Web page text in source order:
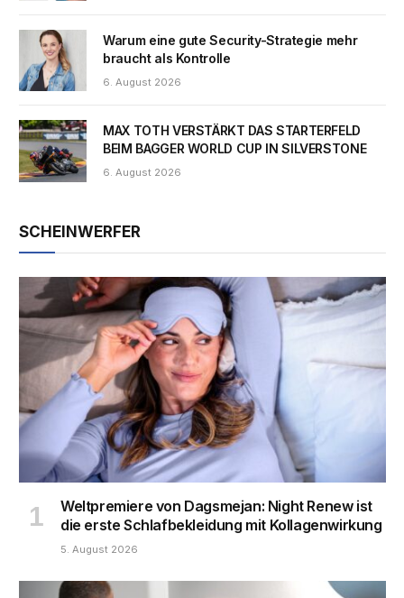
Warum eine gute Security-Strategie mehr
braucht als Kontrolle
6. August 2026
MAX TOTH VERSTÄRKT DAS STARTERFELD
BEIM BAGGER WORLD CUP IN SILVERSTONE
6. August 2026
SCHEINWERFER
Weltpremiere von Dagsmejan: Night Renew ist
die erste Schlafbekleidung mit Kollagenwirkung
5. August 2026